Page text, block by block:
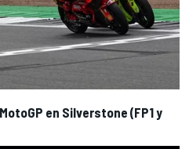
en Silverstone (FP1 y